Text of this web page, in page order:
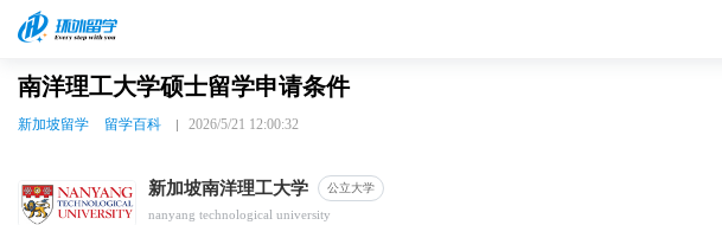
南洋理工大学硕士留学申请条件
新加坡留学 留学百科 2026/5/21 12:00:32
新加坡南洋理工大学 公立大学
nanyang technological university